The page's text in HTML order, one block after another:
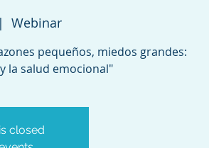
Webinar
pequeños, miedos grandes:
la salud emocional"
closed